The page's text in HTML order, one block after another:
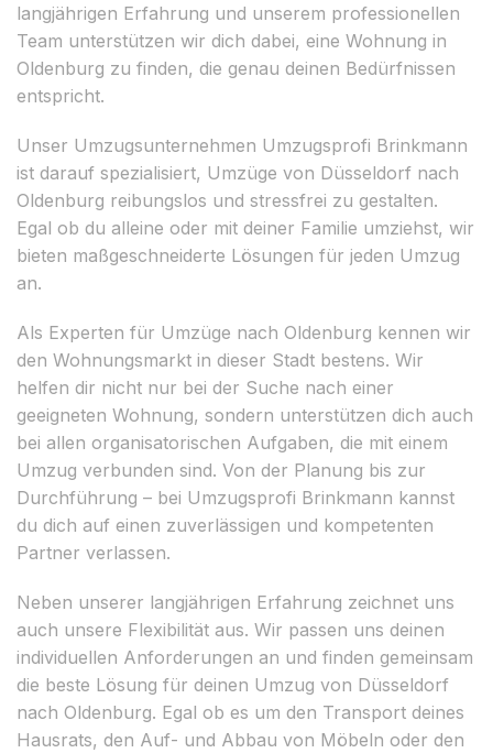
langjährigen Erfahrung und unserem professionellen
Team unterstützen wir dich dabei, eine Wohnung in
Oldenburg zu finden, die genau deinen Bedürfnissen
entspricht.
Unser Umzugsunternehmen Umzugsprofi Brinkmann
ist darauf spezialisiert, Umzüge von Düsseldorf nach
Oldenburg reibungslos und stressfrei zu gestalten.
Egal ob du alleine oder mit deiner Familie umziehst, wir
bieten maßgeschneiderte Lösungen für jeden Umzug
an.
Als Experten für Umzüge nach Oldenburg kennen wir
den Wohnungsmarkt in dieser Stadt bestens. Wir
helfen dir nicht nur bei der Suche nach einer
geeigneten Wohnung, sondern unterstützen dich auch
bei allen organisatorischen Aufgaben, die mit einem
Umzug verbunden sind. Von der Planung bis zur
Durchführung – bei Umzugsprofi Brinkmann kannst
du dich auf einen zuverlässigen und kompetenten
Partner verlassen.
Neben unserer langjährigen Erfahrung zeichnet uns
auch unsere Flexibilität aus. Wir passen uns deinen
individuellen Anforderungen an und finden gemeinsam
die beste Lösung für deinen Umzug von Düsseldorf
nach Oldenburg. Egal ob es um den Transport deines
Hausrats, den Auf- und Abbau von Möbeln oder den